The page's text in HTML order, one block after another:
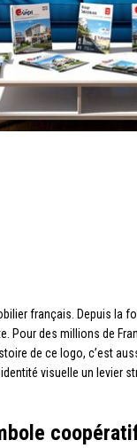
français. Depuis la
des millions de
de ce logo, c’est
visuelle un levier